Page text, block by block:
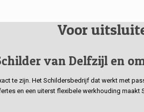
Voor
van Delfzijl en
te zijn. Het Schildersbedrijf dat werkt met
en een uiterst flexibele werkhouding